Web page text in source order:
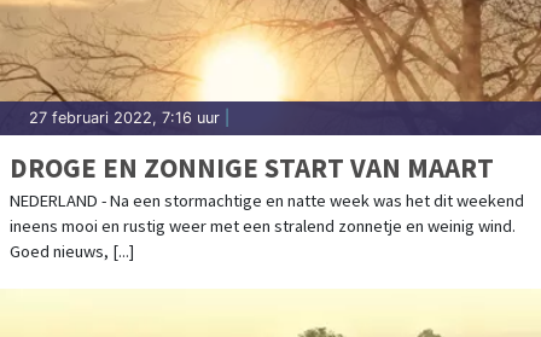
27 februari 2022, 7:16 uur
DROGE EN ZONNIGE START VAN MAART
NEDERLAND - Na een stormachtige en natte week was het dit weekend
ineens mooi en rustig weer met een stralend zonnetje en weinig wind.
Goed nieuws, [...]